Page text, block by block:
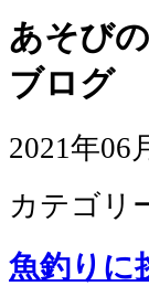
あそび
ブログ
2021年06
カテゴリ
魚釣りに